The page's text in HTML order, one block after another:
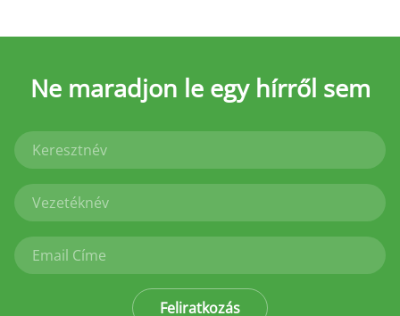
Ne maradjon le egy hírről sem
Feliratkozás